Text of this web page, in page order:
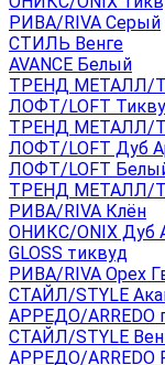
РИВА/RIVA Серый
СТИЛЬ Венге
AVANСE Белый
ТРЕНД МЕТАЛЛ/
ЛОФТ/LOFT
ТРЕНД МЕТАЛЛ/
ЛОФТ/LOFT Дуб
ЛОФТ/LOFT
ТРЕНД МЕТАЛЛ/
РИВА/RIVA Клён
ОНИКС/ONIX Дуб
GLOSS тиквуд
РИВА/RIVA Орех
СТАЙЛ/STYLE
АРРЕДО/ARREDO
СТАЙЛ/STYLE
АРРЕДО/ARREDO